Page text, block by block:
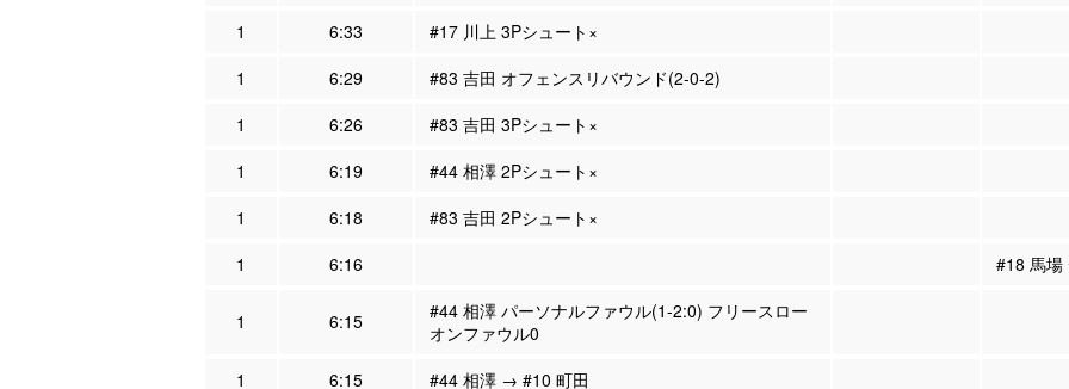
1
6:33
#17 川上 3Pシュート×
1
6:29
#83 吉田 オフェンスリバウンド(2-0-2)
1
6:26
#83 吉田 3Pシュート×
1
6:19
#44 相澤 2Pシュート×
1
6:18
#83 吉田 2Pシュート×
1
6:16 #18 馬場
1 6:15
#44 相澤 パーソナルファウル(1-2:0) フリースロー
オンファウル0
1
6:15 #44 相澤 → #10 町田